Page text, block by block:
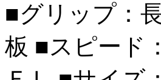
■グリップ：
板 ■スピード